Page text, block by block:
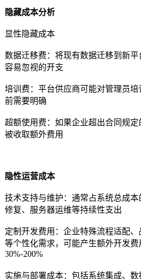
隐藏成本分析
显性隐藏成本
数据迁移费：将现有数据迁移到新
容易忽视的开支
培训费：平台供应商可能对管理员培
前需要明确
超额使用费：如果企业超出合同规
被收取额外费用
隐性运营成本
技术支持与维护：通常占系统总成本
修复、服务器运维等持续性支出
定制开发费用：企业特殊流程适配
等个性化需求，可能产生额外开发
30%-200%
实施与部署成本：包括系统集成、